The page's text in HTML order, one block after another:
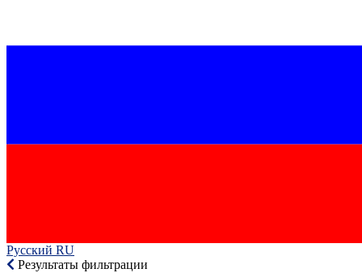
Русский RU‎
Результаты фильтрации